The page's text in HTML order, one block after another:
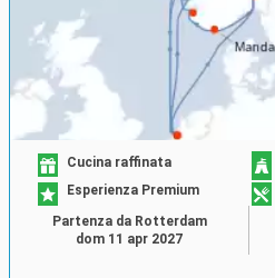
Cucina raffinata
Esperienza Premium
Partenza da Rotterdam
dom 11 apr 2027